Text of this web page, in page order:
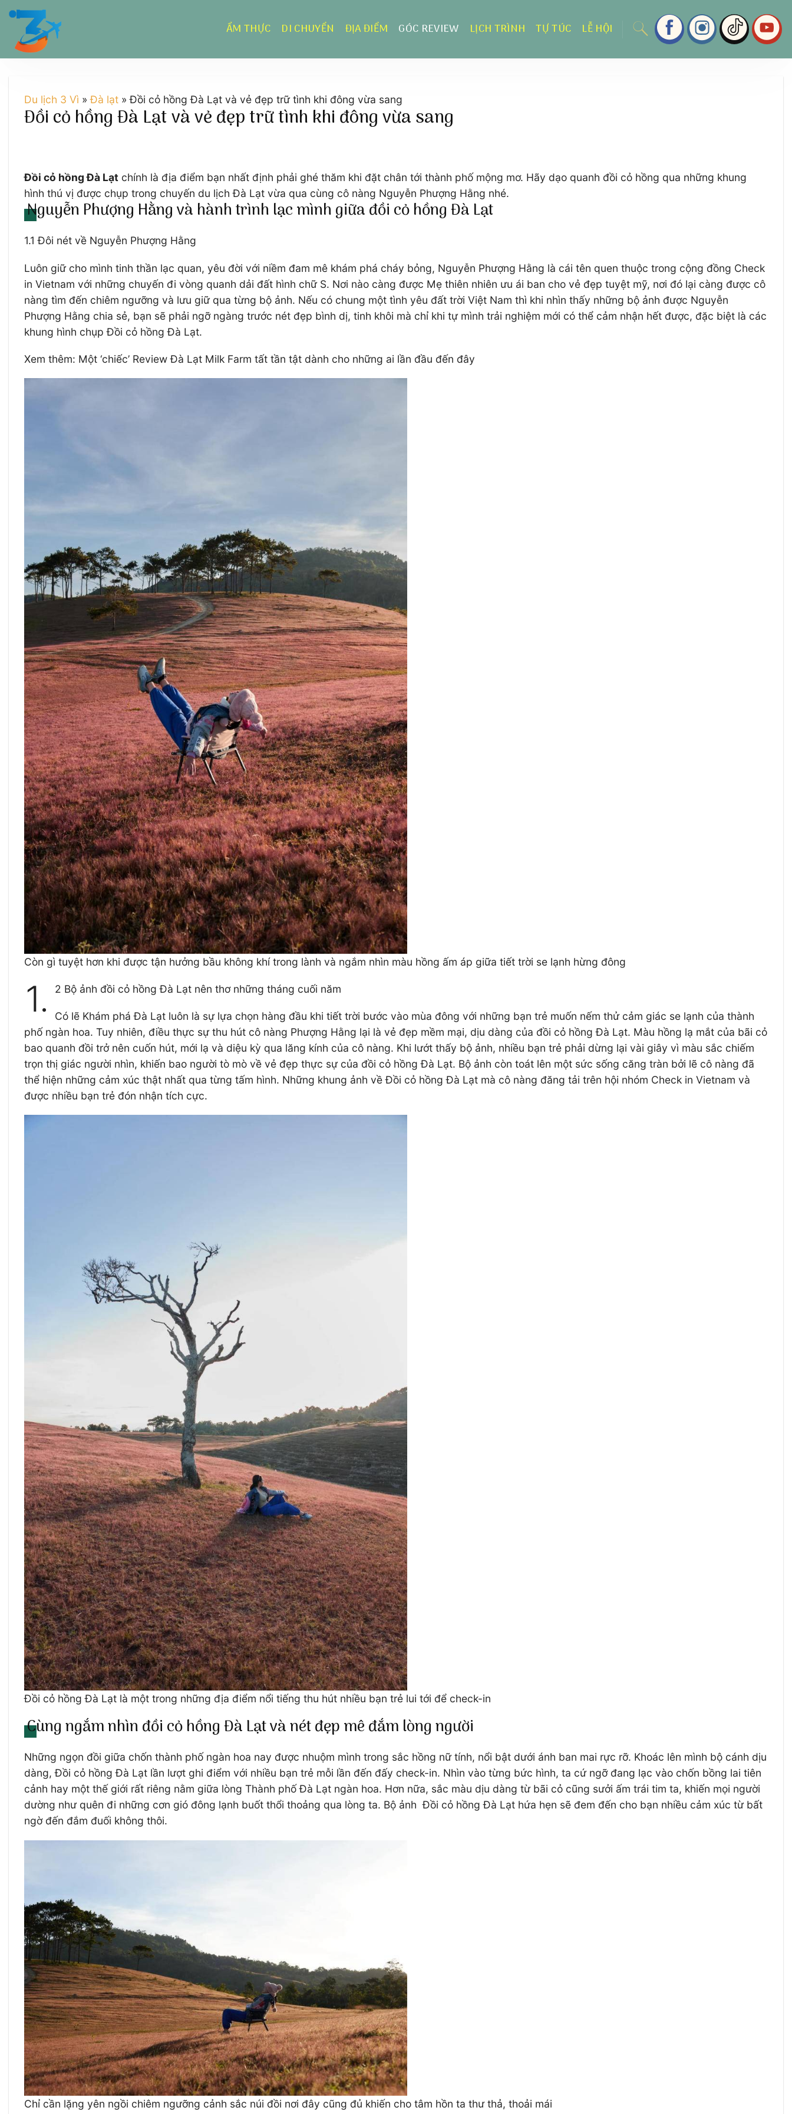
Chuyển
dung
ẨM THỰC DI CHUYỂN ĐỊA ĐIỂM GÓC REVIEW LỊCH TRÌNH TỰ TÚC LỄ HỘI
Du lịch 3 Vì »Đà lạt »Đồi cỏ hồng Đà Lạt và vẻ đẹp trữ tình khi đông vừa sang
Đồi cỏ hồng Đà Lạt và vẻ đẹp trữ tình khi đông vừa sang
Đồi cỏ hồng Đà Lạt chính là địa điểm bạn nhất định phải ghé thăm khi đặt chân tới thành phố mộng mơ. Hãy dạo quanh đồi cỏ hồng qua những khung
hình thú vị được chụp trong chuyến du lịch Đà Lạt vừa qua cùng cô nàng Nguyễn Phượng Hằng nhé.
Nguyễn Phượng Hằng và hành trình lạc mình giữa đồi cỏ hồng Đà Lạt
1.1 Đôi nét về Nguyễn Phượng Hằng
Luôn giữ cho mình tinh thần lạc quan, yêu đời với niềm đam mê khám phá cháy bỏng, Nguyễn Phượng Hằng là cái tên quen thuộc trong cộng đồng Check
in Vietnam với những chuyến đi vòng quanh dải đất hình chữ S. Nơi nào càng được Mẹ thiên nhiên ưu ái ban cho vẻ đẹp tuyệt mỹ, nơi đó lại càng được cô
nàng tìm đến chiêm ngưỡng và lưu giữ qua từng bộ ảnh. Nếu có chung một tình yêu đất trời Việt Nam thì khi nhìn thấy những bộ ảnh được Nguyễn
Phượng Hằng chia sẻ, bạn sẽ phải ngỡ ngàng trước nét đẹp bình dị, tinh khôi mà chỉ khi tự mình trải nghiệm mới có thể cảm nhận hết được, đặc biệt là các
khung hình chụp Đồi cỏ hồng Đà Lạt.
Xem thêm: Một ‘chiếc’ Review Đà Lạt Milk Farm tất tần tật dành cho những ai lần đầu đến đây
Còn gì tuyệt hơn khi được tận hưởng bầu không khí trong lành và ngắm nhìn màu hồng ấm áp giữa tiết trời se lạnh hừng đông
1. 2 Bộ ảnh đồi cỏ hồng Đà Lạt nên thơ những tháng cuối năm
Có lẽ Khám phá Đà Lạt luôn là sự lựa chọn hàng đầu khi tiết trời bước vào mùa đông với những bạn trẻ muốn nếm thử cảm giác se lạnh của thành
phố ngàn hoa. Tuy nhiên, điều thực sự thu hút cô nàng Phượng Hằng lại là vẻ đẹp mềm mại, dịu dàng của đồi cỏ hồng Đà Lạt. Màu hồng lạ mắt của bãi cỏ
bao quanh đồi trở nên cuốn hút, mới lạ và diệu kỳ qua lăng kính của cô nàng. Khi lướt thấy bộ ảnh, nhiều bạn trẻ phải dừng lại vài giây vì màu sắc chiếm
trọn thị giác người nhìn, khiến bao người tò mò về vẻ đẹp thực sự của đồi cỏ hồng Đà Lạt. Bộ ảnh còn toát lên một sức sống căng tràn bởi lẽ cô nàng đã
thể hiện những cảm xúc thật nhất qua từng tấm hình. Những khung ảnh về Đồi cỏ hồng Đà Lạt mà cô nàng đăng tải trên hội nhóm Check in Vietnam và
được nhiều bạn trẻ đón nhận tích cực.
Đồi cỏ hồng Đà Lạt là một trong những địa điểm nổi tiếng thu hút nhiều bạn trẻ lui tới để check-in
Cùng ngắm nhìn đồi cỏ hồng Đà Lạt và nét đẹp mê đắm lòng người
Những ngọn đồi giữa chốn thành phố ngàn hoa nay được nhuộm mình trong sắc hồng nữ tính, nổi bật dưới ánh ban mai rực rỡ. Khoác lên mình bộ cánh dịu
dàng, Đồi cỏ hồng Đà Lạt lần lượt ghi điểm với nhiều bạn trẻ mỗi lần đến đấy check-in. Nhìn vào từng bức hình, ta cứ ngỡ đang lạc vào chốn bồng lai tiên
cảnh hay một thế giới rất riêng nằm giữa lòng Thành phố Đà Lạt ngàn hoa. Hơn nữa, sắc màu dịu dàng từ bãi cỏ cũng sưởi ấm trái tim ta, khiến mọi người
dường như quên đi những cơn gió đông lạnh buốt thổi thoảng qua lòng ta. Bộ ảnh Đồi cỏ hồng Đà Lạt hứa hẹn sẽ đem đến cho bạn nhiều cảm xúc từ bất
ngờ đến đắm đuối không thôi.
Chỉ cần lặng yên ngồi chiêm ngưỡng cảnh sắc núi đồi nơi đây cũng đủ khiến cho tâm hồn ta thư thả, thoải mái